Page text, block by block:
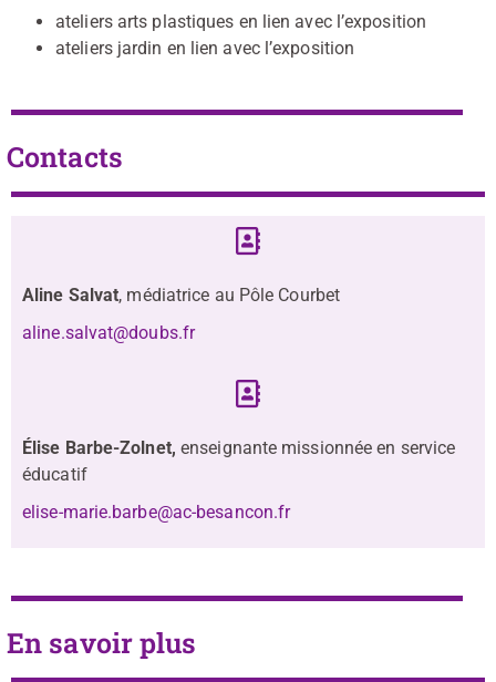
ateliers arts plastiques en lien avec l’exposition
ateliers jardin en lien avec l’exposition
Contacts
Aline Salvat, médiatrice au Pôle Courbet
aline.salvat@doubs.fr
Élise Barbe-Zolnet, enseignante missionnée en service
éducatif
elise-marie.barbe@ac-besancon.fr
En savoir plus